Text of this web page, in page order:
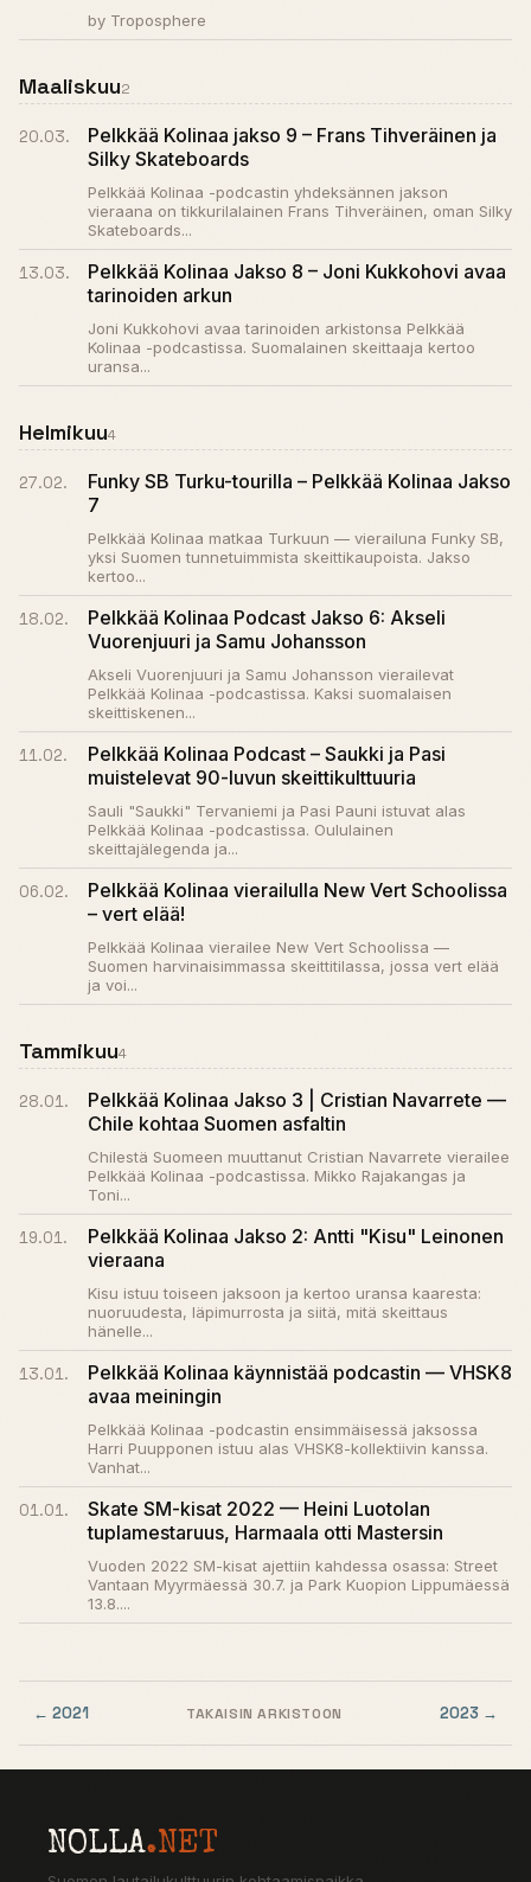
by Troposphere
Maaliskuu2
20.03.
Pelkkää Kolinaa jakso 9 – Frans Tihveräinen ja
Silky Skateboards
Pelkkää Kolinaa -podcastin yhdeksännen jakson
vieraana on tikkurilalainen Frans Tihveräinen, oman Silky
Skateboards...
13.03.
Pelkkää Kolinaa Jakso 8 – Joni Kukkohovi avaa
tarinoiden arkun
Joni Kukkohovi avaa tarinoiden arkistonsa Pelkkää
Kolinaa -podcastissa. Suomalainen skeittaaja kertoo
uransa...
Helmikuu4
27.02.
Funky SB Turku-tourilla – Pelkkää Kolinaa Jakso
7
Pelkkää Kolinaa matkaa Turkuun — vierailuna Funky SB,
yksi Suomen tunnetuimmista skeittikaupoista. Jakso
kertoo...
18.02.
Pelkkää Kolinaa Podcast Jakso 6: Akseli
Vuorenjuuri ja Samu Johansson
Akseli Vuorenjuuri ja Samu Johansson vierailevat
Pelkkää Kolinaa -podcastissa. Kaksi suomalaisen
skeittiskenen...
11.02.
Pelkkää Kolinaa Podcast – Saukki ja Pasi
muistelevat 90-luvun skeittikulttuuria
Sauli "Saukki" Tervaniemi ja Pasi Pauni istuvat alas
Pelkkää Kolinaa -podcastissa. Oululainen
skeittajälegenda ja...
06.02.
Pelkkää Kolinaa vierailulla New Vert Schoolissa
– vert elää!
Pelkkää Kolinaa vierailee New Vert Schoolissa —
Suomen harvinaisimmassa skeittitilassa, jossa vert elää
ja voi...
Tammikuu4
28.01.
Pelkkää Kolinaa Jakso 3 | Cristian Navarrete —
Chile kohtaa Suomen asfaltin
Chilestä Suomeen muuttanut Cristian Navarrete vierailee
Pelkkää Kolinaa -podcastissa. Mikko Rajakangas ja
Toni...
19.01.
Pelkkää Kolinaa Jakso 2: Antti "Kisu" Leinonen
vieraana
Kisu istuu toiseen jaksoon ja kertoo uransa kaaresta:
nuoruudesta, läpimurrosta ja siitä, mitä skeittaus
hänelle...
13.01.
Pelkkää Kolinaa käynnistää podcastin — VHSK8
avaa meiningin
Pelkkää Kolinaa -podcastin ensimmäisessä jaksossa
Harri Puupponen istuu alas VHSK8-kollektiivin kanssa.
Vanhat...
01.01.
Skate SM-kisat 2022 — Heini Luotolan
tuplamestaruus, Harmaala otti Mastersin
Vuoden 2022 SM-kisat ajettiin kahdessa osassa: Street
Vantaan Myyrmäessä 30.7. ja Park Kuopion Lippumäessä
13.8....
← 2021 TAKAISIN ARKISTOON 2023 →
NOLLA.NET